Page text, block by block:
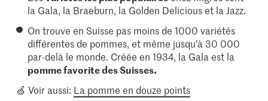
la Gala, la Braeburn, la Golden Delicious et la Jazz.
On trouve en Suisse pas moins de 1000 variétés
différentes de pommes, et même jusqu’à 30 000
par-delà le monde. Créée en 1934, la Gala est la
pomme favorite des Suisses.
🍏 Voir aussi: La pomme en douze points